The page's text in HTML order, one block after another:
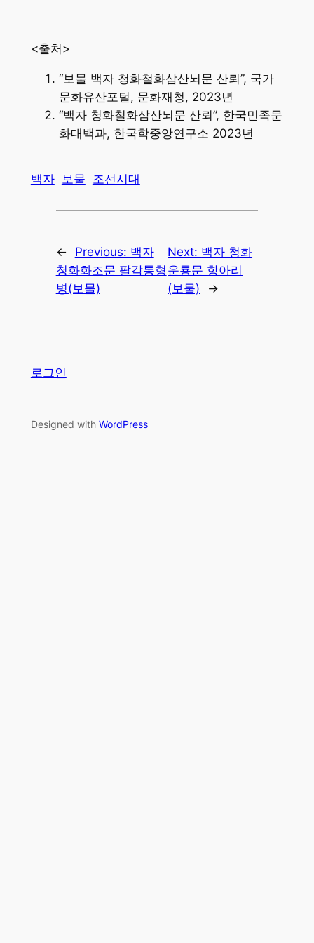
<출처>
“보물 백자 청화철화삼산뇌문 산뢰”, 국가
문화유산포털, 문화재청, 2023년
“백자 청화철화삼산뇌문 산뢰”, 한국민족문
화대백과, 한국학중앙연구소 2023년
백자 보물 조선시대
← Previous: 백자
청화화조문 팔각통형
병(보물)
Next: 백자 청화
운룡문 항아리
(보물)
→
로그인
Designed with WordPress